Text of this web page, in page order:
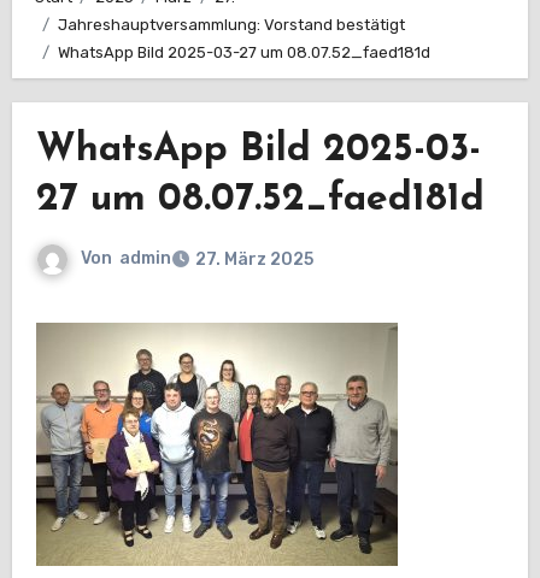
Jahreshauptversammlung: Vorstand bestätigt
WhatsApp Bild 2025-03-27 um 08.07.52_faed181d
WhatsApp Bild 2025-03-
27 um 08.07.52_faed181d
Von admin 27. März 2025